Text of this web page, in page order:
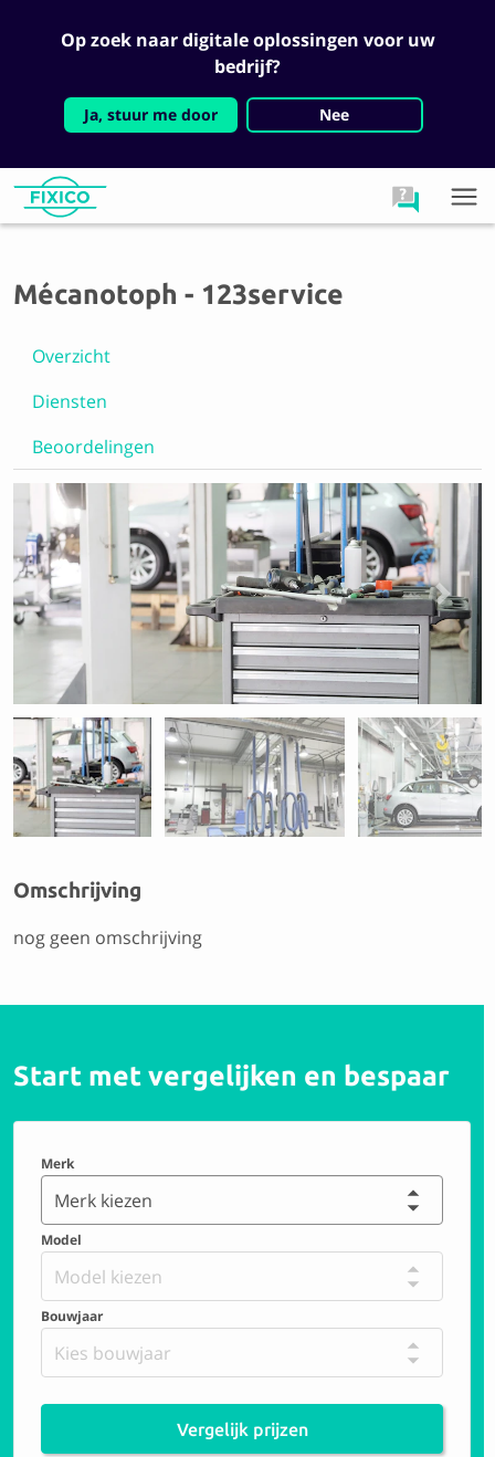
Op zoek naar digitale oplossingen voor uw
bedrijf?
Ja, stuur me door Nee
Mécanotoph - 123service
Overzicht
Diensten
Beoordelingen
Previous Next
Omschrijving
nog geen omschrijving
Start met vergelijken en bespaar
Merk
Merk kiezen
Model
Model kiezen
Bouwjaar
Kies bouwjaar
Vergelijk prijzen